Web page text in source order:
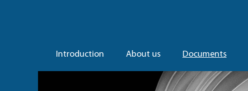
Introduction About us Documents